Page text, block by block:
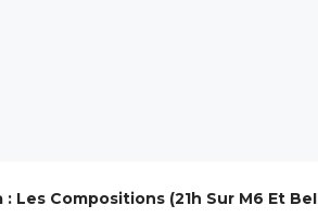
: Les Compositions (21h Sur M6 Et